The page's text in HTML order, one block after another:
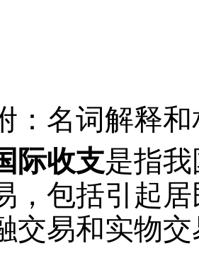
：名词解释
际收支是指
，包括引起
交易和实物